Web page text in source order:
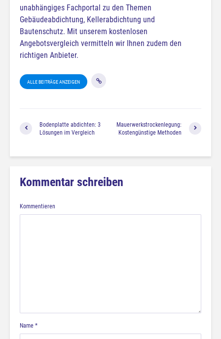
unabhängiges Fachportal zu den Themen
Gebäudeabdichtung, Kellerabdichtung und
Bautenschutz. Mit unserem kostenlosen
Angebotsvergleich vermitteln wir Ihnen zudem den
richtigen Anbieter.
ALLE BEITRÄGE ANZEIGEN
Bodenplatte abdichten: 3
Lösungen im Vergleich
Mauerwerkstrockenlegung:
Kostengünstige Methoden
Kommentar schreiben
Kommentieren
Name *